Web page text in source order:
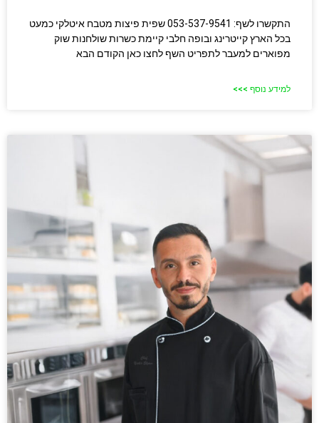
התקשרו לשף: 053-537-9541 שפית פיצות מטבח איטלקי כמעט
בכל הארץ קייטרינג ובופה חלבי קיימת כשרות שולחנות שוק
מפוארים למעבר לתפריט השף לחצו כאן הקודם הבא
למידע נוסף >>>